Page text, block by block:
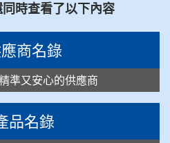
時查看了以下內容
商名錄
準又安心的供應商
品名錄